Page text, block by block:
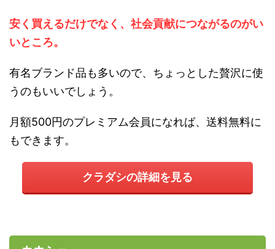
安く買えるだけでなく、社会貢献につながるのがい
いところ。
有名ブランド品も多いので、ちょっとした贅沢に使
うのもいいでしょう。
月額500円のプレミアム会員になれば、送料無料に
もできます。
クラダシの詳細を見る